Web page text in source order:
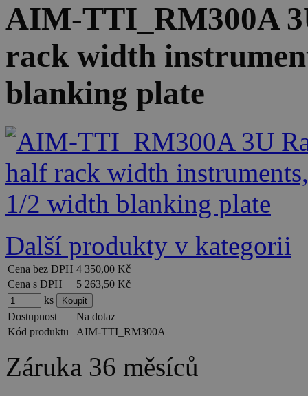
AIM-TTI_RM300A
rack width
blanking plate
Další produkty v kategorii
Cena bez DPH 4 350,00 Kč
Cena s DPH
5 263,50 Kč
ks
Dostupnost
Na dotaz
Kód produktu
AIM-TTI_RM300A
Záruka 36 měsíců